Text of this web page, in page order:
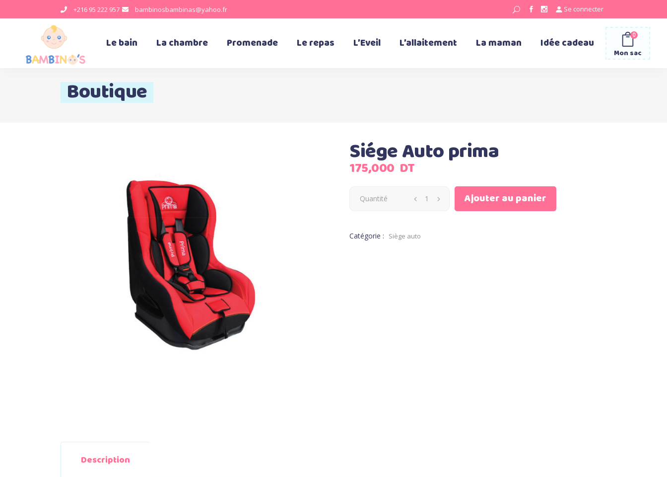
+216 95 222 957 bambinosbambinas@yahoo.fr Se connecter
Le bain La chambre Promenade Le repas L’Eveil L’allaitement La maman Idée cadeau
Mon sac
0
Boutique
Siége Auto prima
175,000 DT
Quantité Ajouter au panier
Catégorie : Siège auto
Description